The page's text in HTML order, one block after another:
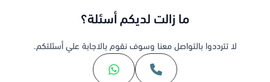
ما زالت لديكم أسئلة؟
لا تترددوا بالتواصل معنا وسوف نقوم بالاجابة علي أسئلتكم.